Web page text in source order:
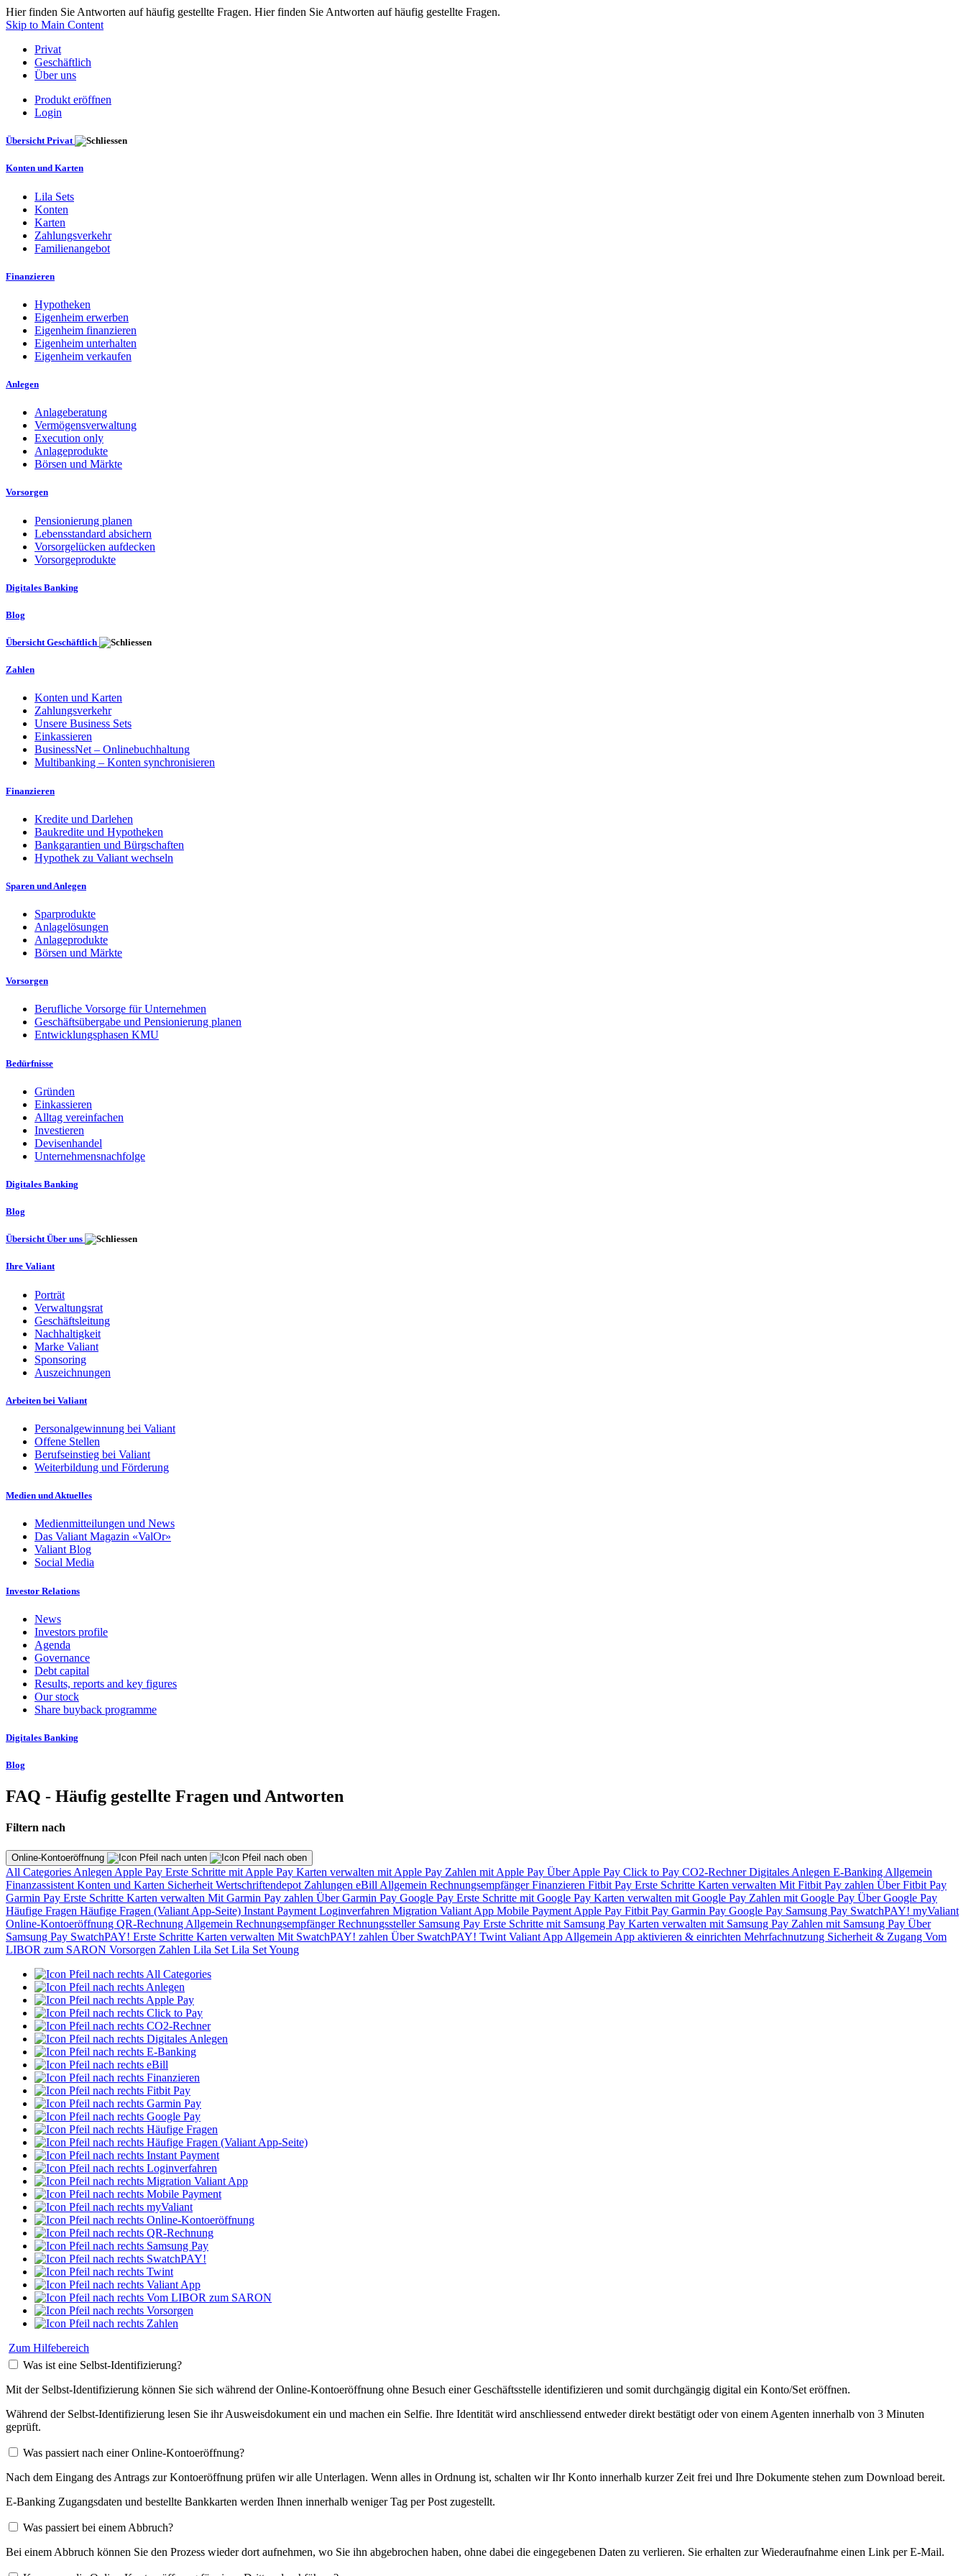
Hier finden Sie Antworten auf häufig gestellte Fragen. Hier finden Sie Antworten auf häufig gestellte Fragen.
Skip to Main Content
Privat
Geschäftlich
Über uns
Produkt eröffnen
Login
Übersicht Privat
Konten und Karten
Lila Sets
Konten
Karten
Zahlungsverkehr
Familienangebot
Finanzieren
Hypotheken
Eigenheim erwerben
Eigenheim finanzieren
Eigenheim unterhalten
Eigenheim verkaufen
Anlegen
Anlageberatung
Vermögensverwaltung
Execution only
Anlageprodukte
Börsen und Märkte
Vorsorgen
Pensionierung planen
Lebensstandard absichern
Vorsorgelücken aufdecken
Vorsorgeprodukte
Digitales Banking
Blog
Übersicht Geschäftlich
Zahlen
Konten und Karten
Zahlungsverkehr
Unsere Business Sets
Einkassieren
BusinessNet – Onlinebuchhaltung
Multibanking – Konten synchronisieren
Finanzieren
Kredite und Darlehen
Baukredite und Hypotheken
Bankgarantien und Bürgschaften
Hypothek zu Valiant wechseln
Sparen und Anlegen
Sparprodukte
Anlagelösungen
Anlageprodukte
Börsen und Märkte
Vorsorgen
Berufliche Vorsorge für Unternehmen
Geschäftsübergabe und Pensionierung planen
Entwicklungsphasen KMU
Bedürfnisse
Gründen
Einkassieren
Alltag vereinfachen
Investieren
Devisenhandel
Unternehmensnachfolge
Digitales Banking
Blog
Übersicht Über uns
Ihre Valiant
Porträt
Verwaltungsrat
Geschäftsleitung
Nachhaltigkeit
Marke Valiant
Sponsoring
Auszeichnungen
Arbeiten bei Valiant
Personalgewinnung bei Valiant
Offene Stellen
Berufseinstieg bei Valiant
Weiterbildung und Förderung
Medien und Aktuelles
Medienmitteilungen und News
Das Valiant Magazin «ValOr»
Valiant Blog
Social Media
Investor Relations
News
Investors profile
Agenda
Governance
Debt capital
Results, reports and key figures
Our stock
Share buyback programme
Digitales Banking
Blog
FAQ - Häufig gestellte Fragen und Antworten
Filtern nach
Online-Kontoeröffnung
All Categories Anlegen Apple Pay Erste Schritte mit Apple Pay Karten verwalten mit Apple Pay Zahlen mit Apple Pay Über Apple Pay Click to Pay CO2-RechnerDigitales Anlegen E-Banking Allgemein
Finanzassistent Konten und Karten Sicherheit Wertschriftendepot Zahlungen eBill Allgemein RechnungsempfängerFinanzieren Fitbit Pay Erste Schritte Karten verwalten Mit Fitbit Pay zahlen Über Fitbit Pay
Garmin Pay Erste Schritte Karten verwalten Mit Garmin Pay zahlen Über Garmin Pay Google Pay Erste Schritte mit Google Pay Karten verwalten mit Google Pay Zahlen mit Google Pay Über Google Pay
Häufige Fragen Häufige Fragen (Valiant App-Seite) Instant Payment Loginverfahren Migration Valiant App Mobile Payment Apple Pay Fitbit Pay Garmin Pay Google Pay Samsung Pay SwatchPAY! myValiant
Online-Kontoeröffnung QR-Rechnung Allgemein RechnungsempfängerRechnungssteller Samsung Pay Erste Schritte mit Samsung Pay Karten verwalten mit Samsung Pay Zahlen mit Samsung Pay Über
Samsung Pay SwatchPAY! Erste Schritte Karten verwalten Mit SwatchPAY! zahlen Über SwatchPAY! Twint Valiant App Allgemein App aktivieren & einrichten Mehrfachnutzung Sicherheit & Zugang Vom
LIBOR zum SARON Vorsorgen Zahlen Lila Set Lila Set Young
All Categories
Anlegen
Apple Pay
Click to Pay
CO2-Rechner
Digitales Anlegen
E-Banking
eBill
Finanzieren
Fitbit Pay
Garmin Pay
Google Pay
Häufige Fragen
Häufige Fragen (Valiant App-Seite)
Instant Payment
Loginverfahren
Migration Valiant App
Mobile Payment
myValiant
Online-Kontoeröffnung
QR-Rechnung
Samsung Pay
SwatchPAY!
Twint
Valiant App
Vom LIBOR zum SARON
Vorsorgen
Zahlen
Zum Hilfebereich
Was ist eine Selbst-Identifizierung?
Mit der Selbst-Identifizierung können Sie sich während der Online-Kontoeröffnung ohne Besuch einer Geschäftsstelle identifizieren und somit durchgängig digital ein Konto/Set eröffnen.
Während der Selbst-Identifizierung lesen Sie ihr Ausweisdokument ein und machen ein Selfie. Ihre Identität wird anschliessend entweder direkt bestätigt oder von einem Agenten innerhalb von 3 Minuten
geprüft.
Was passiert nach einer Online-Kontoeröffnung?
Nach dem Eingang des Antrags zur Kontoeröffnung prüfen wir alle Unterlagen. Wenn alles in Ordnung ist, schalten wir Ihr Konto innerhalb kurzer Zeit frei und Ihre Dokumente stehen zum Download bereit.
E-Banking Zugangsdaten und bestellte Bankkarten werden Ihnen innerhalb weniger Tag per Post zugestellt.
Was passiert bei einem Abbruch?
Bei einem Abbruch können Sie den Prozess wieder dort aufnehmen, wo Sie ihn abgebrochen haben, ohne dabei die eingegebenen Daten zu verlieren. Sie erhalten zur Wiederaufnahme einen Link per E-Mail.